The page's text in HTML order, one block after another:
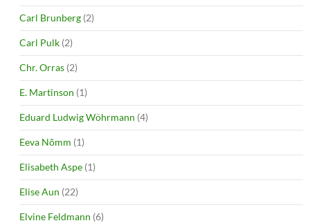
Carl Brunberg (2)
Carl Pulk (2)
Chr. Orras (2)
E. Martinson (1)
Eduard Ludwig Wöhrmann (4)
Eeva Nõmm (1)
Elisabeth Aspe (1)
Elise Aun (22)
Elvine Feldmann (6)